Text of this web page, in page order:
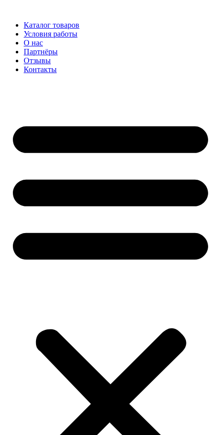
содержимому
Каталог товаров
Условия работы
О нас
Партнёры
Отзывы
Контакты